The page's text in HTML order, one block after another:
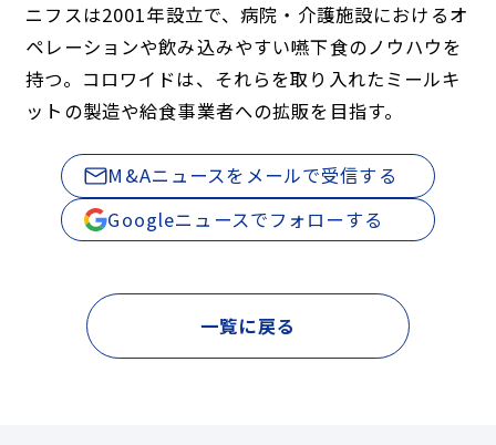
ニフスは2001年設立で、病院・介護施設におけるオ
ペレーションや飲み込みやすい嚥下食のノウハウを
持つ。コロワイドは、それらを取り入れたミールキ
ットの製造や給食事業者への拡販を目指す。
M&Aニュースをメールで受信する
Googleニュースでフォローする
一覧に戻る